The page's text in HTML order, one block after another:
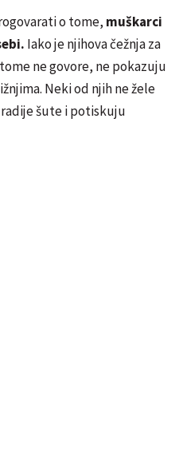
o tome, muškarci
Iako je njihova čežnja za
ne govore, ne pokazuju
Neki od njih ne žele
šute i potiskuju